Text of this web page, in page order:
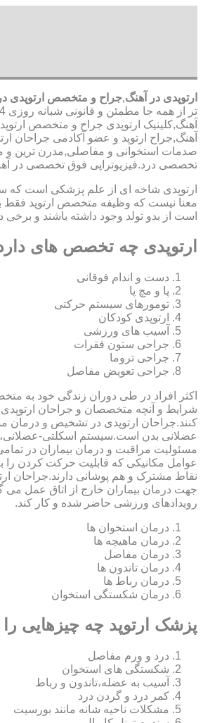
ارتوپدی در آهنگ,جراح و متخصص ارتوپدی
تر از همه جا مطمئن و قانونی شبانه روزی 24 ساعت حتی در روز های تعطیل,ارتوپدی در محدوده آهنگ,
آهنگ,کلینیک ارتوپدی جراح و متخصص
آهنگ,جراح ارتوپد و عضو آکادمی جراحان
صدمات استخوانی و مفاصلی,مدرن ترین و
تخصصی درد.فیزیوتراپی فوق تخصصی در
ارتوپدی شاخه ای از علم پزشکی است که
معنا نیست که وظیفه متخصص ارتوپد فقط
است از بدو تولد وجود داشته باشند و
ارتوپدی چه تخصص های
دست و اندام فوقانی
پا و مچ پا
تومورهای سیستم حرکتی
ارتوپدی کودکان
آسیب های ورزشی
جراحی ستون فقرات
جراحی تروما
جراحی تعویض مفاصل
اکثر افراد در طی دوران زندگی خود به
شرایط و آنچه متخصصان و جراحان
کنند.جراحان ارتوپدی در تشخیص و
عضلانی بدن است.سیستم اسکلتی-
مسئولیت مراقبت و درمان بیماران در
عوامل مکانیکی که قابلیت حرکت کردن
نقاط مشترک و هم پوشانی دارند.جراحان
جهت درمان بیماران خارج از اتاق عمل
رویدادهای ورزشی حاضر شده و کار کند.
درمان استخوان ها
درمان ماهیچه ها
درمان مفاصل
درمان تاندون ها
درمان رباط ها
درمان شکستگی استخوان
پزشک ارتوپد چه چیزهایی
درد و ورم مفاصل
شکستگی های استخوان
آسیب به عضله،تاندون و رباط
کمر درد و گردن درد
مشکلات ناحیه شانه مانند بورسیت